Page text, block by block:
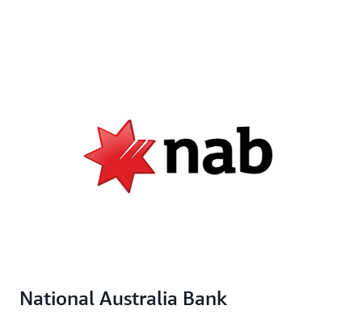
National Australia Bank